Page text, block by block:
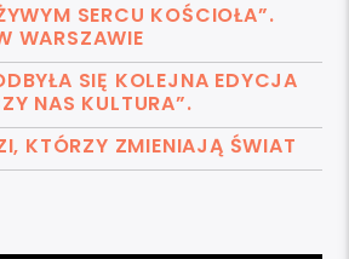
SERCU KOŚCIOŁA”.
WARSZAWIE
SIĘ KOLEJNA EDYCJA
NAS KULTURA”.
KTÓRZY ZMIENIAJĄ ŚWIAT